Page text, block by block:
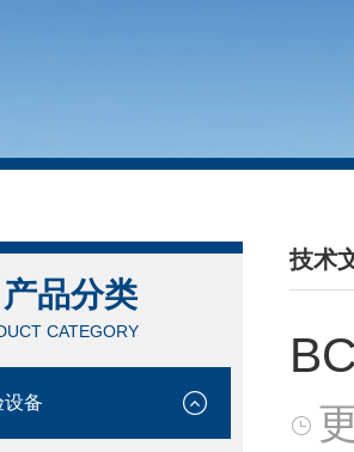
产品分类
CATEGORY
设备
技术
/